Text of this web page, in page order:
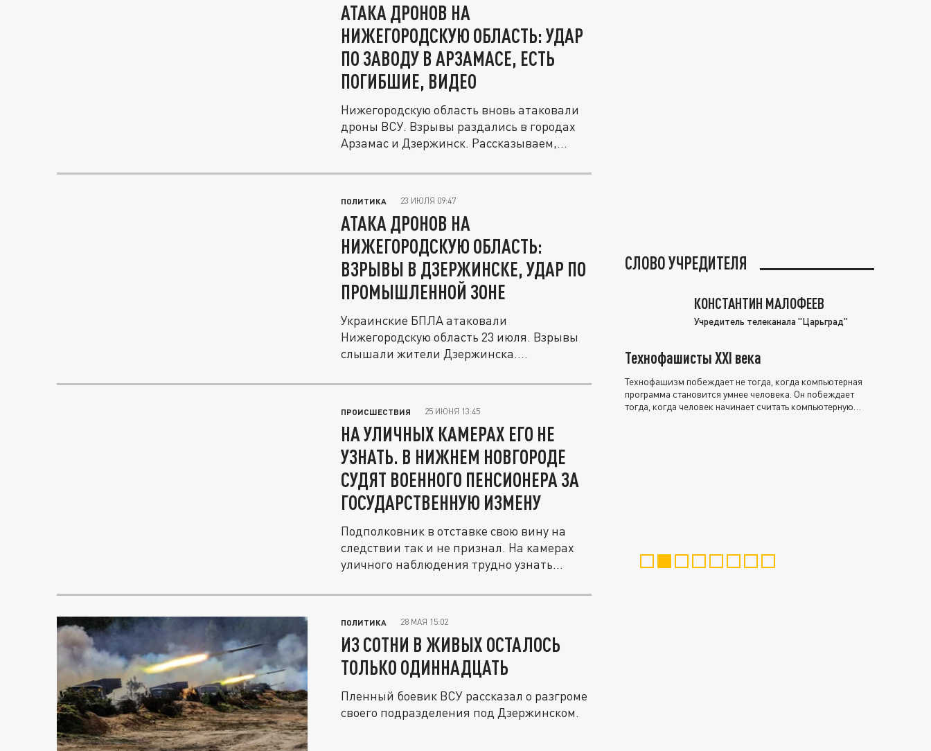
АТАКА ДРОНОВ НА
НИЖЕГОРОДСКУЮ ОБЛАСТЬ: УДАР
ПО ЗАВОДУ В АРЗАМАСЕ, ЕСТЬ
ПОГИБШИЕ, ВИДЕО
Нижегородскую область вновь атаковали
дроны ВСУ. Взрывы раздались в городах
Арзамас и Дзержинск. Рассказываем,...
ПОЛИТИКА 23 ИЮЛЯ 09:47
АТАКА ДРОНОВ НА
НИЖЕГОРОДСКУЮ ОБЛАСТЬ:
ВЗРЫВЫ В ДЗЕРЖИНСКЕ, УДАР ПО
ПРОМЫШЛЕННОЙ ЗОНЕ
Украинские БПЛА атаковали
Нижегородскую область 23 июля. Взрывы
слышали жители Дзержинска.
ПРОИСШЕСТВИЯ 25 ИЮНЯ 13:45
НА УЛИЧНЫХ КАМЕРАХ ЕГО НЕ
УЗНАТЬ. В НИЖНЕМ НОВГОРОДЕ
СУДЯТ ВОЕННОГО ПЕНСИОНЕРА ЗА
ГОСУДАРСТВЕННУЮ ИЗМЕНУ
Подполковник в отставке свою вину на
следствии так и не признал. На камерах
уличного наблюдения трудно узнать...
ПОЛИТИКА 28 МАЯ 15:02
ИЗ СОТНИ В ЖИВЫХ ОСТАЛОСЬ
ТОЛЬКО ОДИННАДЦАТЬ
Пленный боевик ВСУ рассказал о разгроме
своего подразделения под Дзержинском.
СЛОВО УЧРЕДИТЕЛЯ
КОНСТАНТИН МАЛОФЕЕВ
Учредитель телеканала "Царьград"
Технофашисты XXI века
Технофашизм побеждает не тогда, когда компьютерная
программа становится умнее человека. Он побеждает
тогда, когда человек начинает считать компьютерную